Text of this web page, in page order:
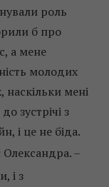
роль
б про
а мене
молодих
мені
зустрічі з
і це не біда.
Олександра. –
і з